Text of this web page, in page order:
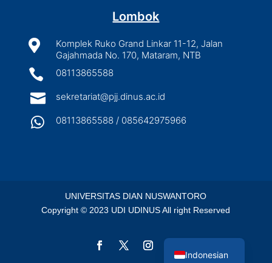
Lombok

Komplek Ruko Grand Linkar 11-12, Jalan
Gajahmada No. 170, Mataram, NTB
 08113865588
 sekretariat@pjj.dinus.ac.id
 08113865588 / 085642975966
UNIVERSITAS DIAN NUSWANTORO
Copyright © 2023 UDI UDINUS All right Reserved
Indonesian